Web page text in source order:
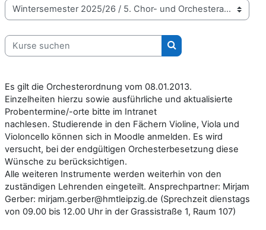
Kursbereiche
Kurse suchen
Kurse suchen
Es gilt die Orchesterordnung vom 08.01.2013.
Einzelheiten hierzu sowie ausführliche und aktualisierte
Probentermine/-orte bitte im Intranet
nachlesen. Studierende in den Fächern Violine, Viola und
Violoncello können sich in Moodle anmelden. Es wird
versucht, bei der endgültigen Orchesterbesetzung diese
Wünsche zu berücksichtigen.
Alle weiteren Instrumente werden weiterhin von den
zuständigen Lehrenden eingeteilt. Ansprechpartner: Mirjam
Gerber: mirjam.gerber@hmtleipzig.de (Sprechzeit dienstags
von 09.00 bis 12.00 Uhr in der Grassistraße 1, Raum 107)